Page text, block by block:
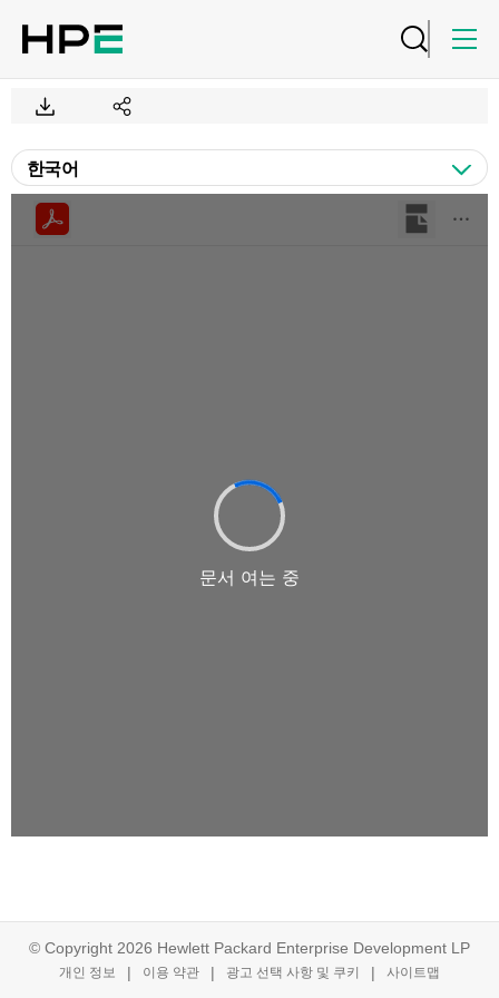
© Copyright 2026 Hewlett Packard Enterprise Development LP
개인 정보 이용 약관 광고 선택 사항 및 쿠키 사이트맵